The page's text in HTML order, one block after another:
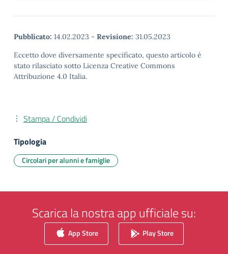
Pubblicato: 14.02.2023 - Revisione: 31.05.2023
Eccetto dove diversamente specificato, questo articolo è
stato rilasciato sotto Licenza Creative Commons
Attribuzione 4.0 Italia.
Stampa / Condividi
Tipologia
Circolari per alunni e famiglie
Scarica la nostra app ufficiale su:
App Store Play Store